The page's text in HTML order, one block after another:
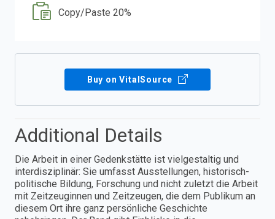
Copy/Paste 20%
Buy on VitalSource
Additional Details
Die Arbeit in einer Gedenkstätte ist vielgestaltig und
interdisziplinär: Sie umfasst Ausstellungen, historisch-
politische Bildung, Forschung und nicht zuletzt die Arbeit
mit Zeitzeuginnen und Zeitzeugen, die dem Publikum an
diesem Ort ihre ganz persönliche Geschichte